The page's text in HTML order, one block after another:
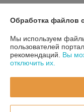
Полная версия
Сайт создан на
Обработка файлов
Мы используем
пользователей
рекомендаций. Вы
отключить их.